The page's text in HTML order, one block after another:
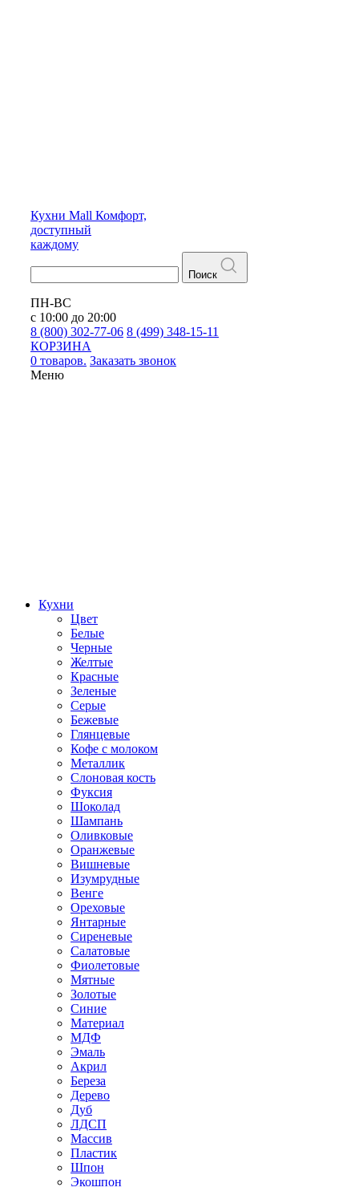
Кухни Mall Комфорт,
доступный
каждому
Поиск
ПН-ВС
с 10:00 до 20:00
8 (800) 302-77-06 8 (499) 348-15-11
КОРЗИНА
0 товаров. Заказать звонок
Меню
Кухни
Цвет
Белые
Черные
Желтые
Красные
Зеленые
Серые
Бежевые
Глянцевые
Кофе с молоком
Металлик
Слоновая кость
Фуксия
Шоколад
Шампань
Оливковые
Оранжевые
Вишневые
Изумрудные
Венге
Ореховые
Янтарные
Сиреневые
Салатовые
Фиолетовые
Мятные
Золотые
Синие
Материал
МДФ
Эмаль
Акрил
Береза
Дерево
Дуб
ЛДСП
Массив
Пластик
Шпон
Экошпон